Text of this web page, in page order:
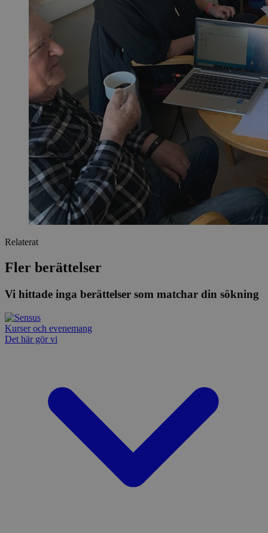
Relaterat
Fler berättelser
Vi hittade inga berättelser som matchar din sökning
Kurser och evenemang
Det här gör vi